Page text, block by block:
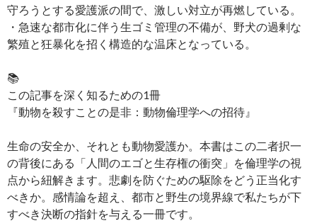
守ろうとする愛護派の間で、激しい対立が再燃している。
・急速な都市化に伴う生ゴミ管理の不備が、野犬の過剰な
繁殖と狂暴化を招く構造的な温床となっている。
📚
この記事を深く知るための1冊
『動物を殺すことの是非：動物倫理学への招待』
生命の安全か、それとも動物愛護か。本書はこの二者択一
の背後にある「人間のエゴと生存権の衝突」を倫理学の視
点から紐解きます。悲劇を防ぐための駆除をどう正当化す
べきか。感情論を超え、都市と野生の境界線で私たちが下
すべき決断の指針を与える一冊です。